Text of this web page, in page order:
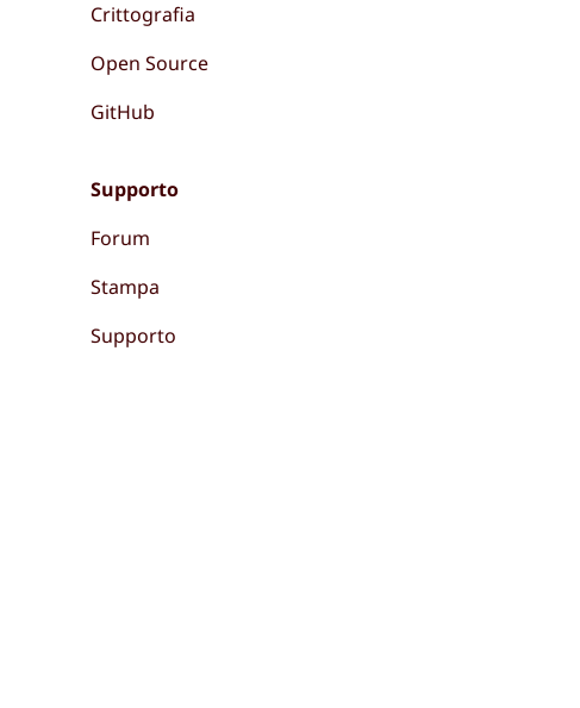
Crittografia
Open Source
GitHub
Supporto
Forum
Stampa
Supporto